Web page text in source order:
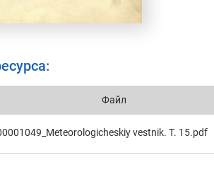
Файл
vestnik. T. 15.pdf